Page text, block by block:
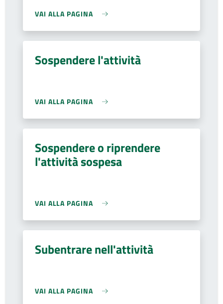
VAI ALLA PAGINA
Sospendere l'attività
VAI ALLA PAGINA
Sospendere o riprendere
l'attività sospesa
VAI ALLA PAGINA
Subentrare nell'attività
VAI ALLA PAGINA